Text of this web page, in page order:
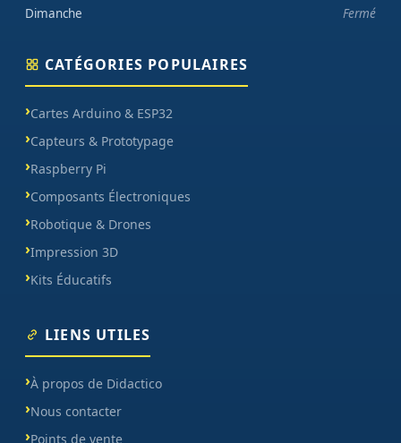
Dimanche
Fermé
CATÉGORIES POPULAIRES
Cartes Arduino & ESP32
Capteurs & Prototypage
Raspberry Pi
Composants Électroniques
Robotique & Drones
Impression 3D
Kits Éducatifs
LIENS UTILES
À propos de Didactico
Nous contacter
Points de vente